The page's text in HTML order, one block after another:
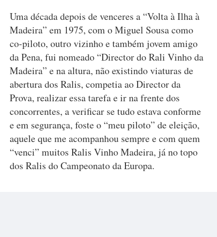
Uma década depois de venceres a “Volta à Ilha à
Madeira” em 1975, com o Miguel Sousa como
co-piloto, outro vizinho e também jovem amigo
da Pena, fui nomeado “Director do Rali Vinho da
Madeira” e na altura, não existindo viaturas de
abertura dos Ralis, competia ao Director da
Prova, realizar essa tarefa e ir na frente dos
concorrentes, a verificar se tudo estava conforme
e em segurança, foste o “meu piloto” de eleição,
aquele que me acompanhou sempre e com quem
“venci” muitos Ralis Vinho Madeira, já no topo
dos Ralis do Campeonato da Europa.